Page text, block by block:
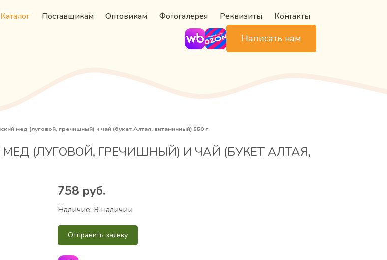
Каталог Поставщикам Оптовикам Фотогалерея Реквизиты Контакты
Написать нам
мед (луговой, гречишный) и чай (букет Алтая, витаминный) 550 г
(ЛУГОВОЙ, ГРЕЧИШНЫЙ) И ЧАЙ (БУКЕТ АЛТАЯ,
758 руб.
Наличие: В наличии
Отправить заявку